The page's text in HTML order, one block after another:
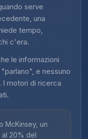
serve
una
tempo,
c'era.
le informazioni
e nessuno
motori di ricerca
McKinsey, un
20% del